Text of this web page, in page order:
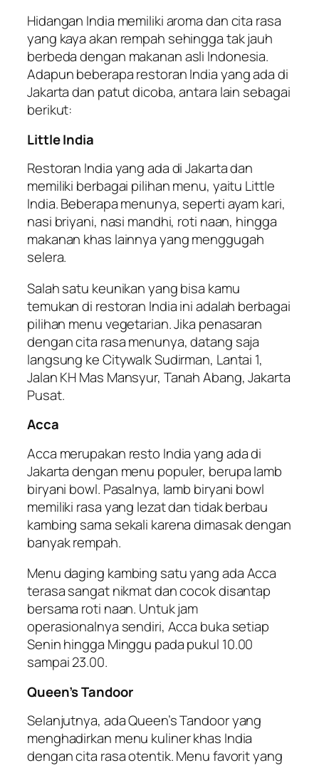
Hidangan India memiliki aroma dan cita rasa
yang kaya akan rempah sehingga tak jauh
berbeda dengan makanan asli Indonesia.
Adapun beberapa restoran India yang ada di
Jakarta dan patut dicoba, antara lain sebagai
berikut:
Little India
Restoran India yang ada di Jakarta dan
memiliki berbagai pilihan menu, yaitu Little
India. Beberapa menunya, seperti ayam kari,
nasi briyani, nasi mandhi, roti naan, hingga
makanan khas lainnya yang menggugah
selera.
Salah satu keunikan yang bisa kamu
temukan di restoran India ini adalah berbagai
pilihan menu vegetarian. Jika penasaran
dengan cita rasa menunya, datang saja
langsung ke Citywalk Sudirman, Lantai 1,
Jalan KH Mas Mansyur, Tanah Abang, Jakarta
Pusat.
Acca
Acca merupakan resto India yang ada di
Jakarta dengan menu populer, berupa lamb
biryani bowl. Pasalnya, lamb biryani bowl
memiliki rasa yang lezat dan tidak berbau
kambing sama sekali karena dimasak dengan
banyak rempah.
Menu daging kambing satu yang ada Acca
terasa sangat nikmat dan cocok disantap
bersama roti naan. Untuk jam
operasionalnya sendiri, Acca buka setiap
Senin hingga Minggu pada pukul 10.00
sampai 23.00.
Queen’s Tandoor
Selanjutnya, ada Queen’s Tandoor yang
menghadirkan menu kuliner khas India
dengan cita rasa otentik. Menu favorit yang